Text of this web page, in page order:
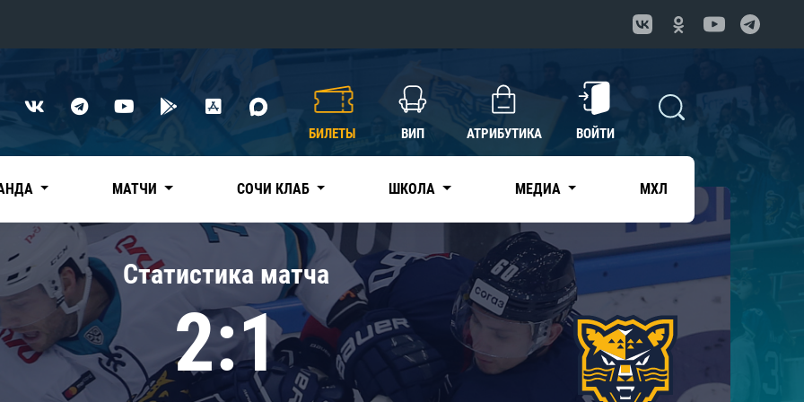
Нефтехимик
Трактор
Дивизион Чернышева
Авангард
Адмирал
КХЛ
БИЛЕТЫ ВИП АТРИБУТИКА ВОЙТИ
МАТЧИ СОЧИ КЛАБ ШКОЛА МЕДИА МХЛ
Статистика матча
2:1